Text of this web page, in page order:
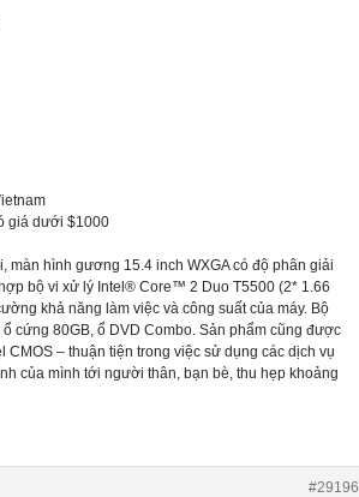
giá dưới $1000
màn hình gương 15.4 inch WXGA có độ phân giải
bộ vi xử lý Intel® Core™ 2 Duo T5500 (2* 1.66
khả năng làm việc và công suất của máy. Bộ
cứng 80GB, ổ DVD Combo. Sản phẩm cũng được
– thuận tiện trong việc sử dụng các dịch vụ
của mình tới người thân, bạn bè, thu hẹp khoảng
#29196